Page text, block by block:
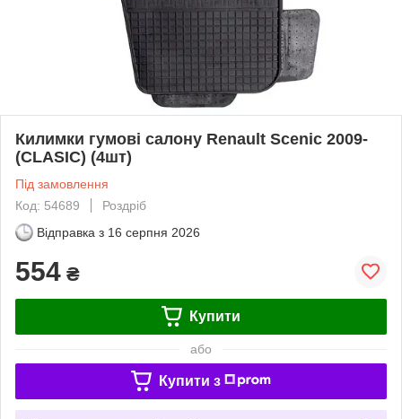
Килимки гумові салону Renault Scenic 2009-
(CLASIC) (4шт)
Під замовлення
Код: 54689
Роздріб
Відправка з 16 серпня 2026
554 ₴
Купити
або
Купити з